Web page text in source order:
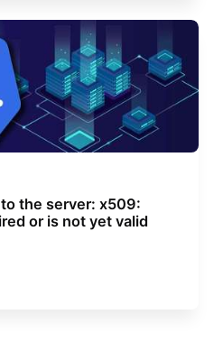
the server: x509:
or is not yet valid